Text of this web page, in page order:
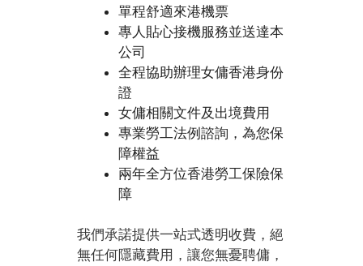
單程舒適來港機票
專人貼心接機服務並送達本
公司
全程協助辦理女傭香港身份
證
女傭相關文件及出境費用
專業勞工法例諮詢，為您保
障權益
兩年全方位香港勞工保險保
障
我們承諾提供一站式透明收費，絕
無任何隱藏費用，讓您無憂聘傭，